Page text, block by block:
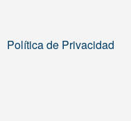
Política de Privacidad